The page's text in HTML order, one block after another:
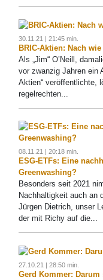
30.11.21 | 21:45 min.
BRIC-Aktien: Nach
Als „Jim“ O’Neill,
vor zwanzig Jahren ein
Aktien“ veröffentlichte,
regelrechten...
08.11.21 | 20:18 min.
ESG-ETFs: Eine
Greenwashing?
Besonders seit 2021
Nachhaltigkeit auch an
Jürgen Dietrich, unser
der mit Richy auf die...
27.10.21 | 28:50 min.
Gerd Kommer: Darum